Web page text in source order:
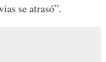
se atrasó”.